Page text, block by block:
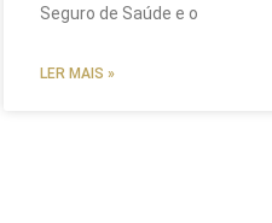
Seguro de Saúde e o
LER MAIS »